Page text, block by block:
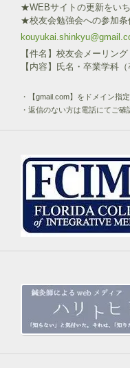
★WEBサイトの更新をい
★校友会勉強会への参加条
【件名】校友会メーリン
【内容】氏名・卒業学科（
・【gmail.com】をドメイン指
・返信のない方は電話にてご確